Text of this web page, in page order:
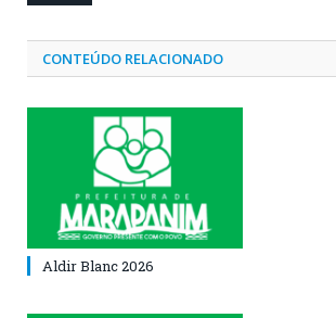
CONTEÚDO RELACIONADO
Aldir Blanc 2026